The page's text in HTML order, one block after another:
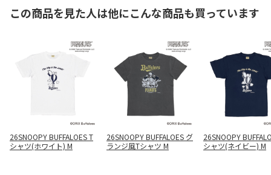
この商品を見た人は他にこんな商品も買っています
26SNOOPY BUFFALOES T
シャツ(ホワイト) M
26SNOOPY BUFFALOES グ
ランジ風Tシャツ M
26SNOOPY
シャツ(ネイビー) M